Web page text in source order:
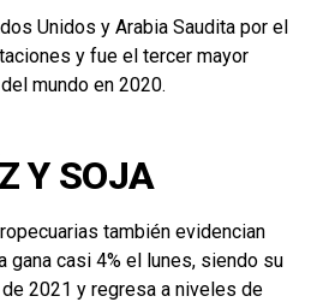
Unidos y Arabia Saudita por el
y fue el tercer mayor
mundo en 2020.
Y SOJA
también evidencian
gana casi 4% el lunes, siendo su
2021 y regresa a niveles de